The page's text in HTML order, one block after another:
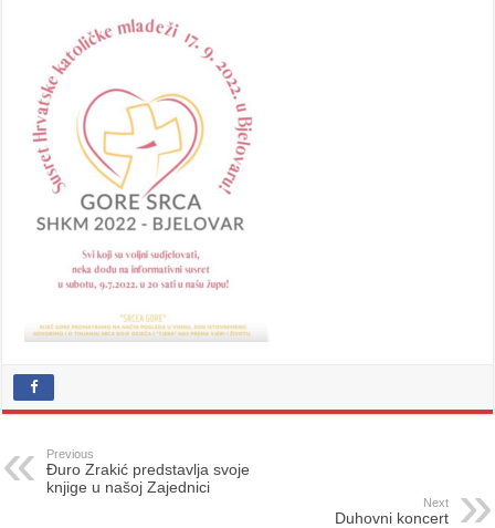
Previous
Đuro Zrakić predstavlja svoje
knjige u našoj Zajednici
Next
Duhovni koncert